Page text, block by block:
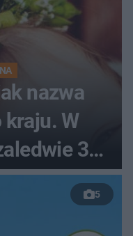
nazwa
W
3
5